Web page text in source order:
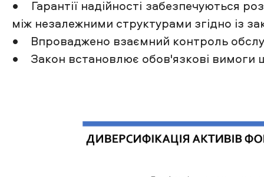
• Гарантії надійності забезпечуються
між незалежними структурами згідно із
• Впроваджено взаємний контроль
• Закон встановлює обов'язкові вимоги